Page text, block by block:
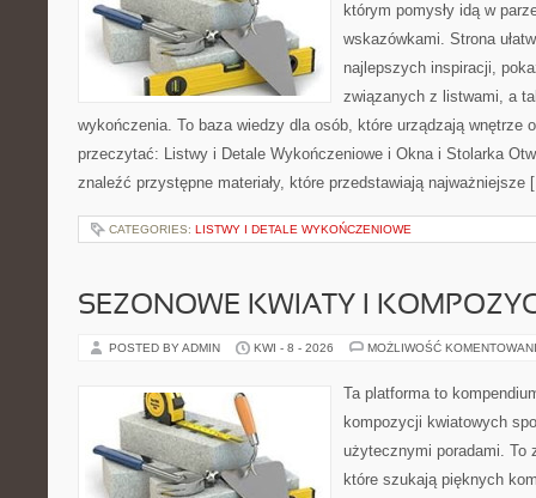
którym pomysły idą w
wskazówkami. Strona
najlepszych inspiracji,
związanych z listwami, a
wykończenia. To baza wiedzy dla osób, które urządzają wnętrze
przeczytać: Listwy i Detale Wykończeniowe i Okna i Stolarka
znaleźć przystępne materiały, które przedstawiają
CATEGORIES: LISTWY I DETALE WYKOŃCZENIOWE
SEZONOWE KWIATY I
POSTED BY ADMIN KWI - 8 - 2026 MOŻLIWOŚĆ
Ta platforma to
kompozycji kwiatowych
użytecznymi poradami. To
które szukają pięknych